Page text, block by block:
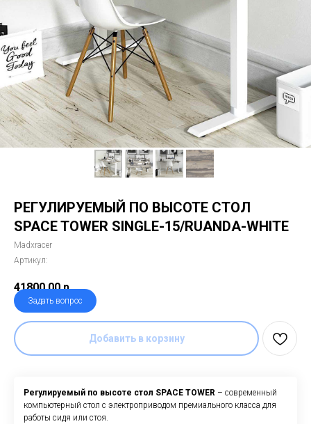
РЕГУЛИРУЕМЫЙ ПО ВЫСОТЕ СТОЛ
SPACE TOWER SINGLE-15/RUANDA-WHITE
Madxracer
Артикул:
41800,00 р.
Задать вопрос
Добавить в корзину
Регулируемый по высоте стол SPACE TOWER – современный
компьютерный стол с электроприводом премиального класса для
работы сидя или стоя.